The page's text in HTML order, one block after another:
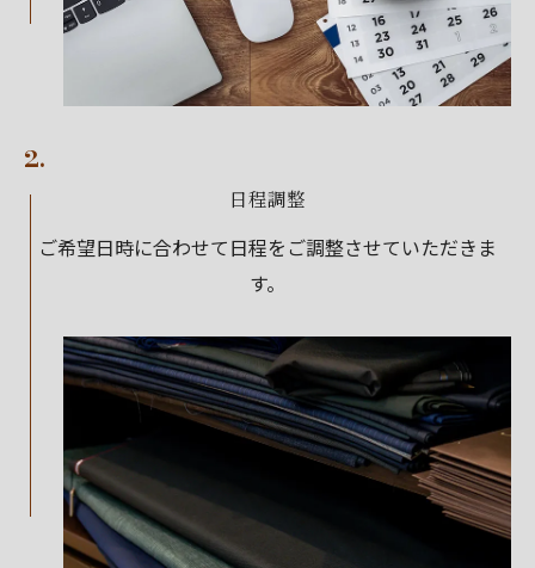
2.
日程調整
ご希望日時に合わせて日程をご調整させていただきま
す。